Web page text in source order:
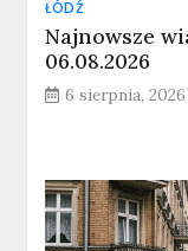
ŁÓDŹ
Najnowsze
06.08.2026
6 sierpnia, 2026